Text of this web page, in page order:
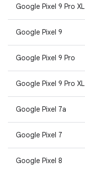
Google Pixel 9 Pro XL
Google Pixel 9
Google Pixel 9 Pro
Google Pixel 9 Pro XL
Google Pixel 7a
Google Pixel 7
Google Pixel 8